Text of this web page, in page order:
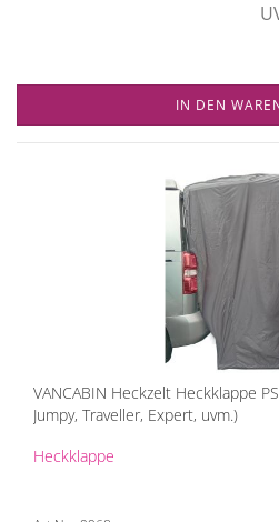
IN DEN
VANCABIN Heckzelt Heckklappe
Jumpy, Traveller, Expert, uvm.)
Heckklappe